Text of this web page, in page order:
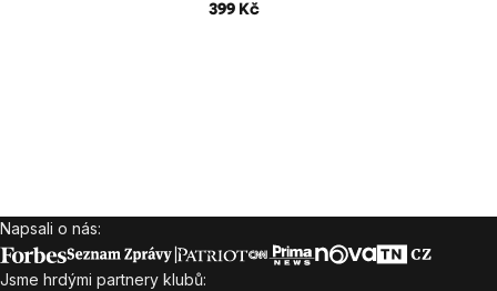
399 Kč
Zápatí
Napsali o nás:
Jsme hrdými partnery klubů: